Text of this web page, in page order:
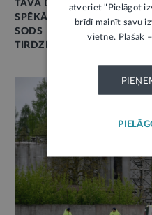
TAVA DROŠĪBA
SPĒKĀ NO 2014. GADA
SODS
TIRDZNIECĪBA
atveriet "Pielāgot
brīdī mainīt savu
vietnē. Plašāk